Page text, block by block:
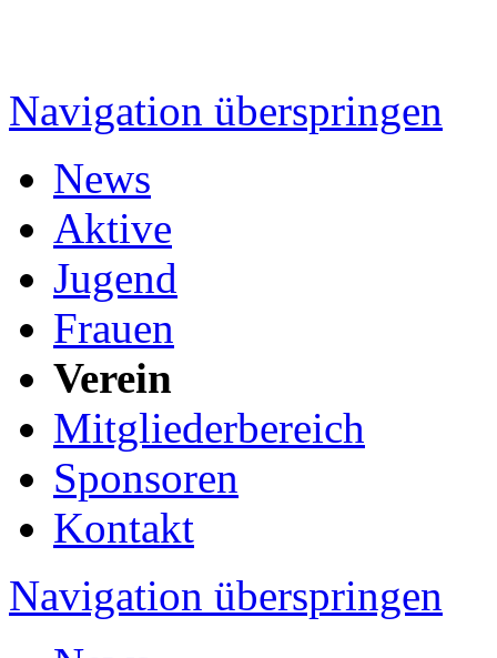
Navigation überspringen
News
Aktive
Jugend
Frauen
Verein
Mitgliederbereich
Sponsoren
Kontakt
Navigation überspringen